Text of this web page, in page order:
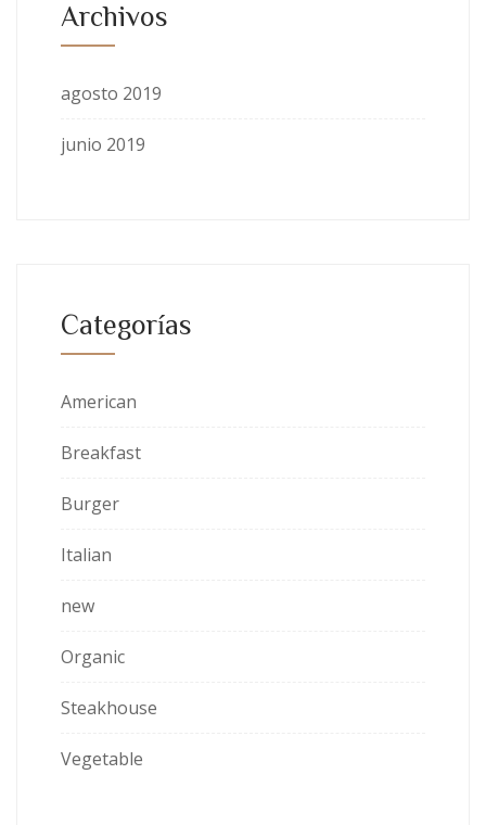
Archivos
agosto 2019
junio 2019
Categorías
American
Breakfast
Burger
Italian
new
Organic
Steakhouse
Vegetable